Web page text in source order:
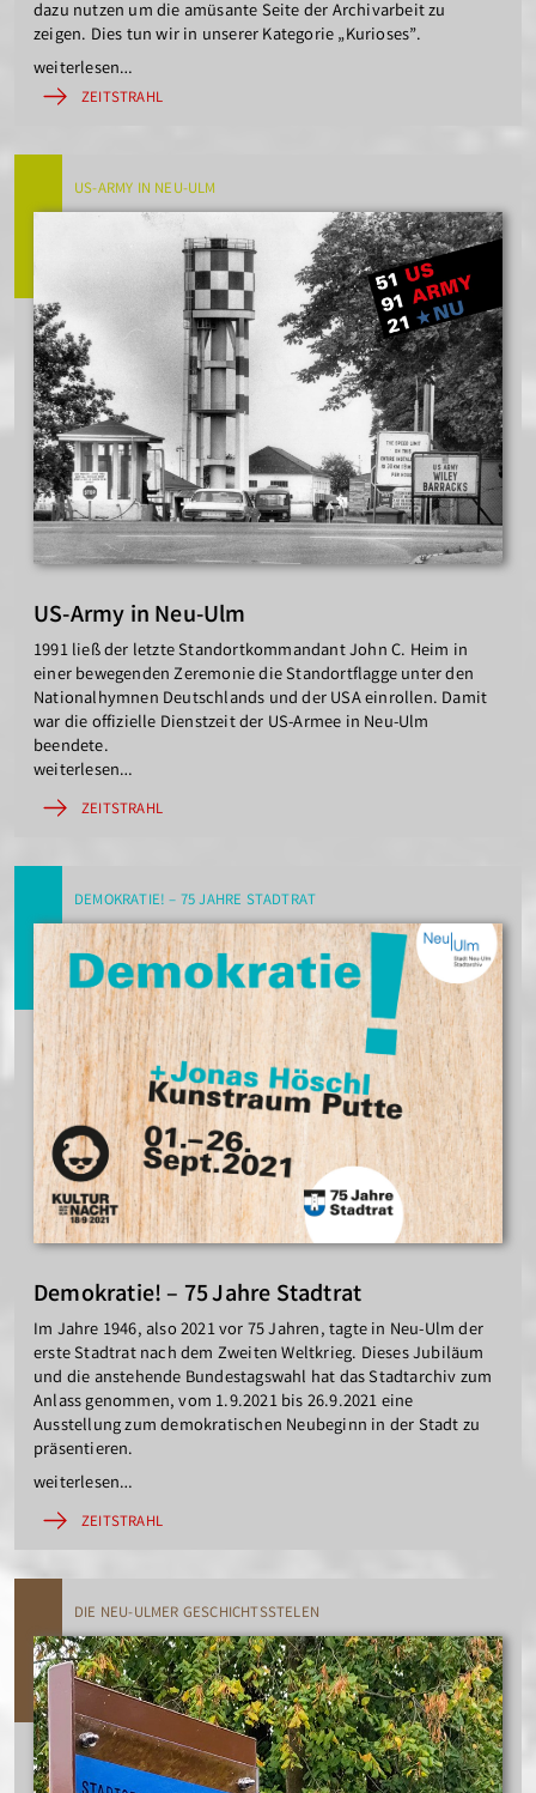
dazu nutzen um die amüsante Seite der Archivarbeit zu
zeigen. Dies tun wir in unserer Kategorie „Kurioses”.
weiterlesen…
ZEITSTRAHL
US-ARMY IN NEU-ULM
US-Army in Neu-Ulm
1991 ließ der letzte Standortkommandant John C. Heim in
einer bewegenden Zeremonie die Standortflagge unter den
Nationalhymnen Deutschlands und der USA einrollen. Damit
war die offizielle Dienstzeit der US-Armee in Neu-Ulm
beendete.
weiterlesen…
ZEITSTRAHL
DEMOKRATIE! – 75 JAHRE STADTRAT
Demokratie! – 75 Jahre Stadtrat
Im Jahre 1946, also 2021 vor 75 Jahren, tagte in Neu-Ulm der
erste Stadtrat nach dem Zweiten Weltkrieg. Dieses Jubiläum
und die anstehende Bundestagswahl hat das Stadtarchiv zum
Anlass genommen, vom 1.9.2021 bis 26.9.2021 eine
Ausstellung zum demokratischen Neubeginn in der Stadt zu
präsentieren.
weiterlesen…
ZEITSTRAHL
DIE NEU-ULMER GESCHICHTSSTELEN